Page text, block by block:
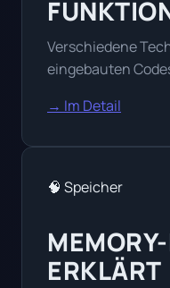
Verschiedene
eingebauten
→ Im Detail
🧠 Speicher
ERKLÄRT